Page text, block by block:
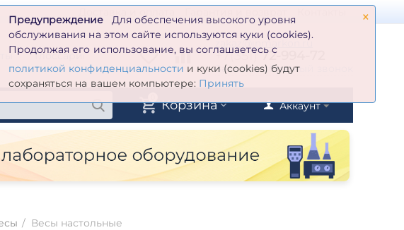
×
Предупреждение
Для обеспечения высокого уровня
обслуживания на этом сайте используются куки (cookies).
Продолжая его использование, вы соглашаетесь с
политикой конфиденциальности и куки (cookies) будут
сохраняться на вашем компьютере: Принять
Глоссарий
zakaz@inmarkon.ru
+7(351)72-994-72
Заказать обратный звонок
Аккаунт
Корзина
/ Весы настольные